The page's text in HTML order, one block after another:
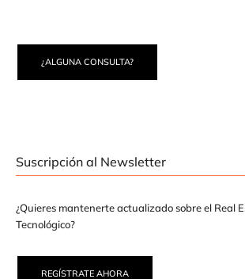
¿ALGUNA CONSULTA?
Suscripción al Newsletter
¿Quieres mantenerte actualizado sobre el Real
Tecnológico?
REGÍSTRATE AHORA